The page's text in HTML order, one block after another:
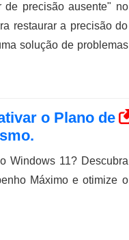
de precisão ausente" no
restaurar a precisão do
solução de problemas
o Plano de
Windows 11? Descubra
Máximo e otimize o